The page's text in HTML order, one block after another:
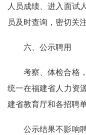
人员成绩、进入面试
员及时查询，密切关注
六、公示聘用
考察、体检合格
统一在福建省人力资
建省教育厅和各招聘
公示结果不影响